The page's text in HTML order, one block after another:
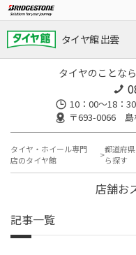
タイヤ館 出雲
タイヤのことな
10：00～18：
〒693-0066 島
タイヤ・ホイール専門
店のタイヤ館
都道府
ら探す
店舗お
記事一覧